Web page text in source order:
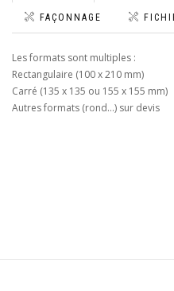
FAÇONNAGE
Les formats sont multiples :
Rectangulaire (100 x 210 mm)
Carré (135 x 135 ou 155 x 155 mm)
Autres formats (rond…) sur devis